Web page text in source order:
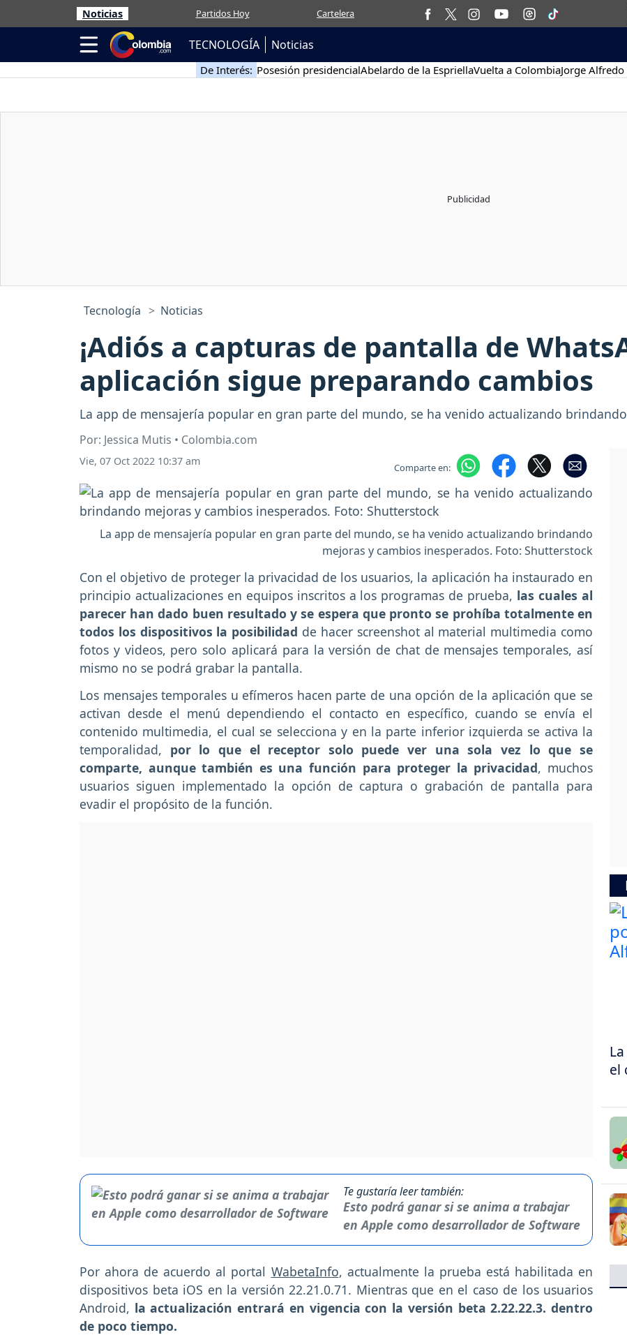
Noticias Partidos Hoy Cartelera
TECNOLOGÍA Noticias
De Interés: Posesión presidencialAbelardo de la EspriellaVuelta a ColombiaJorge Alfredo
Tecnología Noticias
¡Adiós a capturas de pantalla de
aplicación sigue preparando cambios
La app de mensajería popular en gran parte del mundo, se ha venido actualizando
Por: Jessica Mutis • Colombia.com
Vie, 07 Oct 2022 10:37 am Comparte en:
La app de mensajería popular en gran parte del mundo, se ha venido actualizando brindando
mejoras y cambios inesperados. Foto: Shutterstock
Con el objetivo de proteger la privacidad de los usuarios, la aplicación ha instaurado en
principio actualizaciones en equipos inscritos a los programas de prueba, las cuales al
parecer han dado buen resultado y se espera que pronto se prohíba totalmente en
todos los dispositivos la posibilidad de hacer screenshot al material multimedia como
fotos y videos, pero solo aplicará para la versión de chat de mensajes temporales, así
mismo no se podrá grabar la pantalla.
Los mensajes temporales u efímeros hacen parte de una opción de la aplicación que se
activan desde el menú dependiendo el contacto en específico, cuando se envía el
contenido multimedia, el cual se selecciona y en la parte inferior izquierda se activa la
temporalidad, por lo que el receptor solo puede ver una sola vez lo que se
comparte, aunque también es una función para proteger la privacidad, muchos
usuarios siguen implementado la opción de captura o grabación de pantalla para
evadir el propósito de la función.
Te gustaría leer también:
Esto podrá ganar si se anima a trabajar
en Apple como desarrollador de Software
Por ahora de acuerdo al portal WabetaInfo, actualmente la prueba está habilitada en
dispositivos beta iOS en la versión 22.21.0.71. Mientras que en el caso de los usuarios
Android, la actualización entrará en vigencia con la versión beta 2.22.22.3. dentro
de poco tiempo.
el